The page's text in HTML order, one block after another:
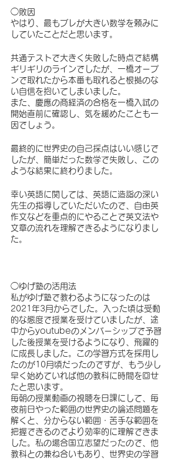
◯敗因
やはり、最もブレが大きい数学を頼みに
していたことだと思います。
共通テストで大きく失敗した時点で結構
ギリギリのラインでしたが、一橋オープ
ンで取れたから本番も取れると根拠のな
い自信を抱いてしまいました。
また、慶應の商経済の合格を一橋入試の
開始直前に確認し、気を緩めたことも一
因でしょう。
最終的に世界史の自己採点はいい感じで
したが、簡単だった数学で失敗し、この
ような結果に終わりました。
幸い英語に関しては、英語に造詣の深い
先生の指導していただいたので、自由英
作文などを重点的にやることで英文法や
文章の流れを理解できるようになりまし
た。
◯ゆげ塾の活用法
私がゆげ塾で教わるようになったのは
2021年3月からでした。入った頃は受動
的な態度で授業を受けていましたが、途
中からyoutubeのメンバーシップで予習
した後授業を受けるようになり、飛躍的
に成長しました。この学習方式を採用し
たのが10月頃だったのですが、もう少し
早く始めていれば他の教科に時間を回せ
たと思います。
毎朝の授業動画の視聴を日課にして、毎
夜前日やった範囲の世界史の論述問題を
解くと、分からない範囲・苦手な範囲を
把握できるのでより効率的に理解できま
した。私の場合国立志望だったので、他
教科との兼ね合いもあり、世界史の学習